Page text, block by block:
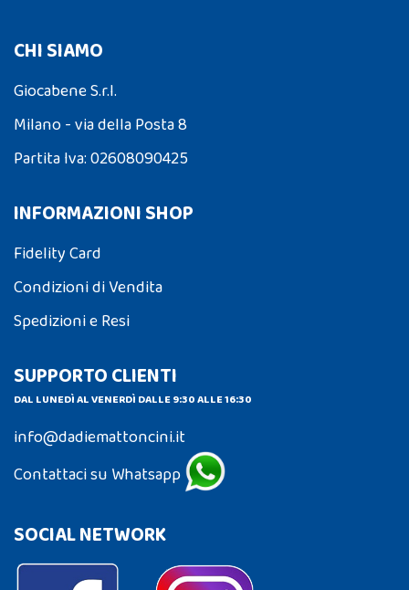
CHI SIAMO
Giocabene S.r.l.
Milano - via della Posta 8
Partita Iva: 02608090425
INFORMAZIONI SHOP
Fidelity Card
Condizioni di Vendita
Spedizioni e Resi
SUPPORTO CLIENTI
DAL LUNEDÌ AL VENERDÌ DALLE 9:30 ALLE 16:30
info@dadiemattoncini.it
Contattaci su Whatsapp
SOCIAL NETWORK